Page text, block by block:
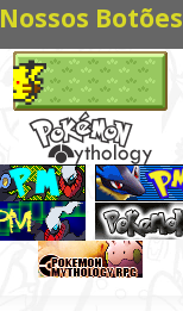
Nossos Botões